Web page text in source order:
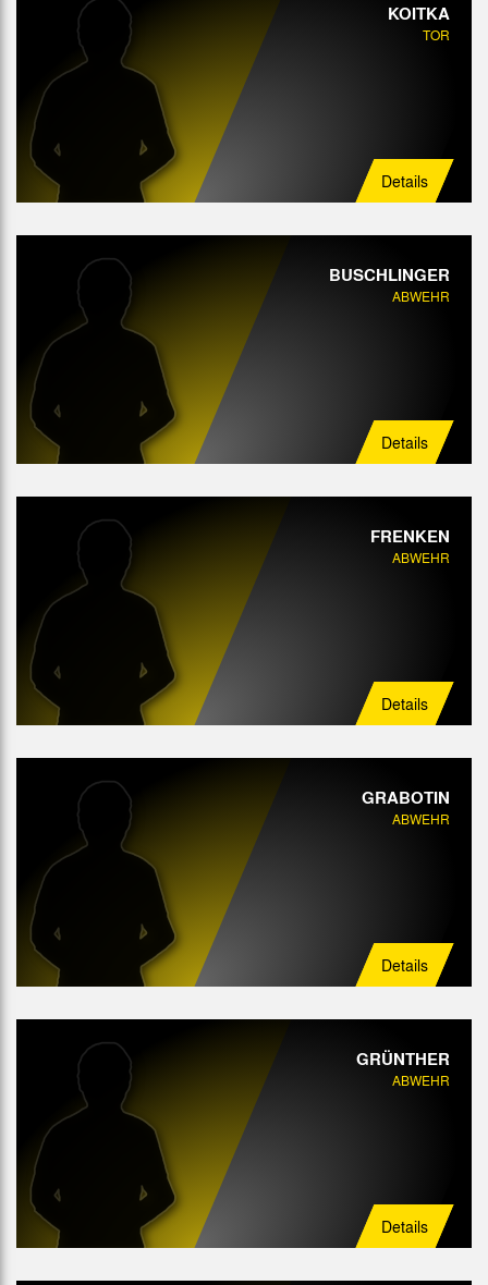
KOITKA
TOR
Details
BUSCHLINGER
ABWEHR
Details
FRENKEN
ABWEHR
Details
GRABOTIN
ABWEHR
Details
GRÜNTHER
ABWEHR
Details